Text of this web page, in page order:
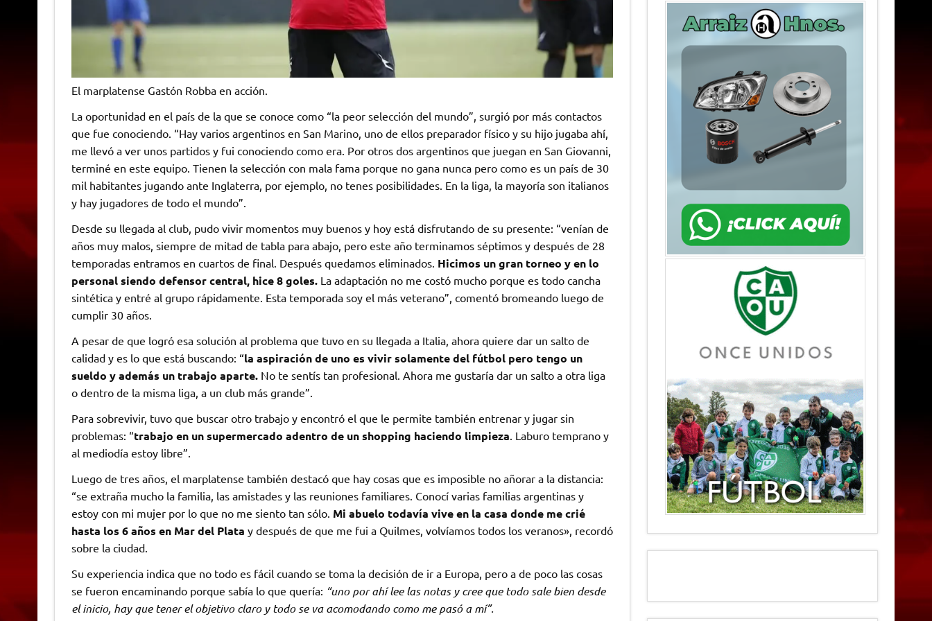
El marplatense Gastón Robba en acción.
La oportunidad en el país de la que se conoce como “la peor selección del mundo”, surgió por más contactos
que fue conociendo. “Hay varios argentinos en San Marino, uno de ellos preparador físico y su hijo jugaba ahí,
me llevó a ver unos partidos y fui conociendo como era. Por otros dos argentinos que juegan en San Giovanni,
terminé en este equipo. Tienen la selección con mala fama porque no gana nunca pero como es un país de 30
mil habitantes jugando ante Inglaterra, por ejemplo, no tenes posibilidades. En la liga, la mayoría son italianos
y hay jugadores de todo el mundo”.
Desde su llegada al club, pudo vivir momentos muy buenos y hoy está disfrutando de su presente: “venían de
años muy malos, siempre de mitad de tabla para abajo, pero este año terminamos séptimos y después de 28
temporadas entramos en cuartos de final. Después quedamos eliminados. Hicimos un gran torneo y en lo
personal siendo defensor central, hice 8 goles.La adaptación no me costó mucho porque es todo cancha
sintética y entré al grupo rápidamente. Esta temporada soy el más veterano”, comentó bromeando luego de
cumplir 30 años.
A pesar de que logró esa solución al problema que tuvo en su llegada a Italia, ahora quiere dar un salto de
calidad y es lo que está buscando: “la aspiración de uno es vivir solamente del fútbol pero tengo un
sueldo y además un trabajo aparte. No te sentís tan profesional. Ahora me gustaría dar un salto a otra liga
o dentro de la misma liga, a un club más grande”.
Para sobrevivir, tuvo que buscar otro trabajo y encontró el que le permite también entrenar y jugar sin
problemas: “trabajo en un supermercado adentro de un shopping haciendo limpieza. Laburo temprano y
al mediodía estoy libre”.
Luego de tres años, el marplatense también destacó que hay cosas que es imposible no añorar a la distancia:
“se extraña mucho la familia, las amistades y las reuniones familiares. Conocí varias familias argentinas y
estoy con mi mujer por lo que no me siento tan sólo. Mi abuelo todavía vive en la casa donde me crié
hasta los 6 años en Mar del Plata y después de que me fui a Quilmes, volvíamos todos los veranos», recordó
sobre la ciudad.
Su experiencia indica que no todo es fácil cuando se toma la decisión de ir a Europa, pero a de poco las cosas
se fueron encaminando porque sabía lo que quería: “uno por ahí lee las notas y cree que todo sale bien desde
el inicio, hay que tener el objetivo claro y todo se va acomodando como me pasó a mí”.